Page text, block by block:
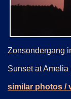
Zonsondergang
Sunset at
similar photos /